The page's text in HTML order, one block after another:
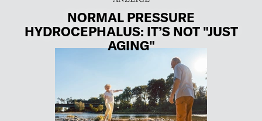
NORMAL PRESSURE
HYDROCEPHALUS: IT’S NOT "JUST
AGING"